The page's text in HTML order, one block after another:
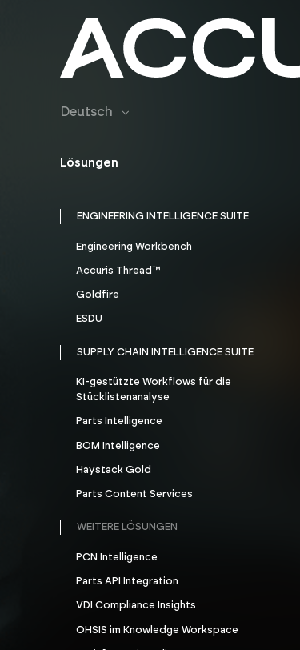
Deutsch
Lösungen
ENGINEERING INTELLIGENCE SUITE
Engineering Workbench
Accuris Thread™
Goldfire
ESDU
SUPPLY CHAIN INTELLIGENCE SUITE
KI-gestützte Workflows für die
Stücklistenanalyse
Parts Intelligence
BOM Intelligence
Haystack Gold
Parts Content Services
WEITERE LÖSUNGEN
PCN Intelligence
Parts API Integration
VDI Compliance Insights
OHSIS im Knowledge Workspace